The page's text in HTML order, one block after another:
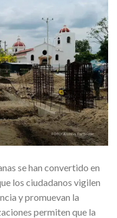
se han convertido en
los ciudadanos vigilen
y promuevan la
permiten que la